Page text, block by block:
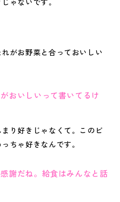
がお野菜と合っておいしい
おいしいって書いてるけ
り好きじゃなくて。このビ
ちゃ好きなんです。
謝だね。給食はみんなと話